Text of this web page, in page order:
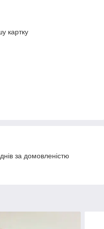
картку
за домовленістю